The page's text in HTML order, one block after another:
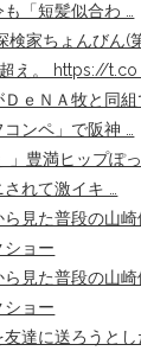
「短髪似合わ …
検家ちょんびん(
え。 https://t.co …
ＤｅＮＡ牧と同
ンペ」で阪神 …
」豊満ヒップぽ
れて激イキ …
ら見た普段の山
ショー
ら見た普段の山
ショー
達に送ろうと